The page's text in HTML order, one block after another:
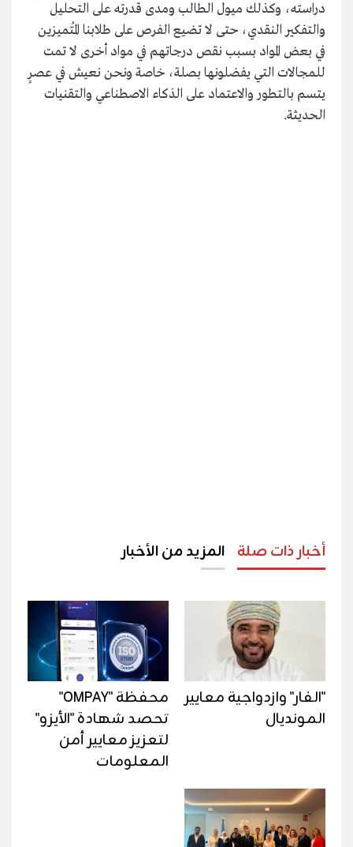
دراسته، وكذلك ميول الطالب ومدى قدرته على التحليل
والتفكير النقدي، حتى لا تضيع الفرص على طلابنا المُتميزين
في بعض المواد بسبب نقص درجاتهم في مواد أخرى لا تمت
للمجالات التي يفضلونها بصلة، خاصة ونحن نعيش في عصرٍ
يتسم بالتطور والاعتماد على الذكاء الاصطناعي والتقنيات
الحديثة.
أخبار ذات صلة المزيد من الأخبار
"الفار" وازدواجية معايير
المونديال
محفظة "OMPAY"
تحصد شهادة "الأيزو"
لتعزيز معايير أمن
المعلومات